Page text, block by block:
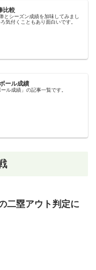
比較
とシーズン成績を加味してみまし
気付くこともあり面白いです。
ール成績
ル成績」の記事一覧です。
二塁アウト判定に